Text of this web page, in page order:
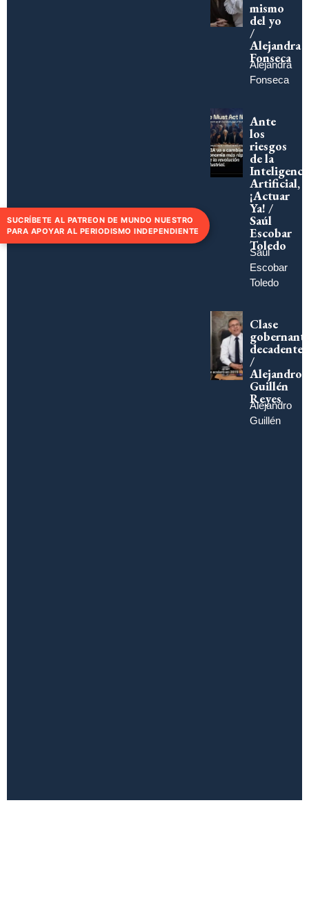
mismo
del yo
/
Alejandra
Fonseca
Alejandra
Fonseca
Ante
los
riesgos
de la
Artificial,
¡Actuar
Ya! /
Saúl
Escobar
Toledo
Saúl
Escobar
Toledo
Clase
decadente
/
Alejandro
Guillén
Reyes
Alejandro
Guillén
SUCRÍBETE AL PATREON DE MUNDO NUESTRO
PARA APOYAR AL PERIODISMO INDEPENDIENTE